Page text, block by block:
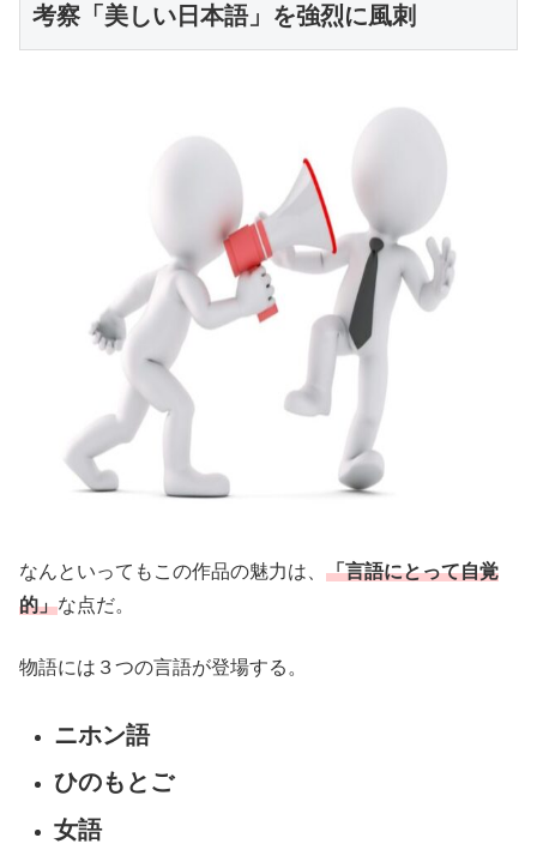
考察「美しい日本語」を強烈に風刺
なんといってもこの作品の魅力は、 「言語にとって自覚
的」な点だ。
物語には３つの言語が登場する。
ニホン語
ひのもとご
女語